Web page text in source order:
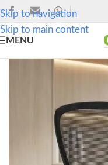
Skip to navigation
Skip to main content
MENU